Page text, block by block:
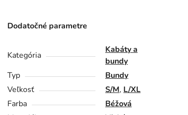
Dodatočné parametre
Kategória
Kabáty a
bundy
Typ
Bundy
Veľkosť
S/M, L/XL
Farba
Béžová